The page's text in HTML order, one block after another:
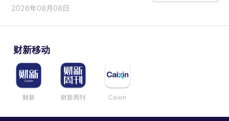
2026年08月08日
财新移动
财新 财新周刊 Caixin